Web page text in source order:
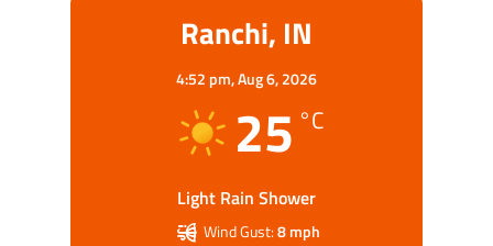
Ranchi, IN
4:52 pm,Aug 6, 2026
25 °C
Light Rain Shower
Wind Gust:8 mph